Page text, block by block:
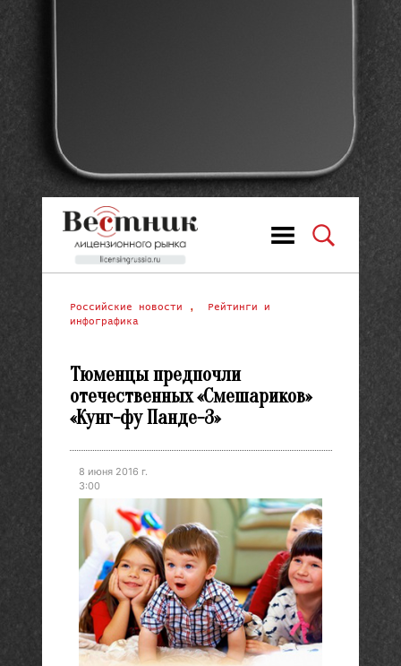
Российские новости ,
Рейтинги и
инфографика
Тюменцы предпочли
отечественных «Смешариков»
«Кунг-фу Панде-3»
8 июня 2016 г.
3:00